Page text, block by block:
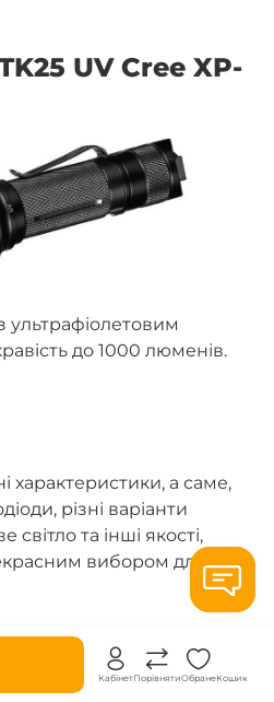
КабінетПорівнятиОбранеКошик
UV Cree XP-
ультрафіолетовим
до 1000 люменів.
характеристики, а саме,
різні варіанти
світло та інші якості,
вибором для
використовується?